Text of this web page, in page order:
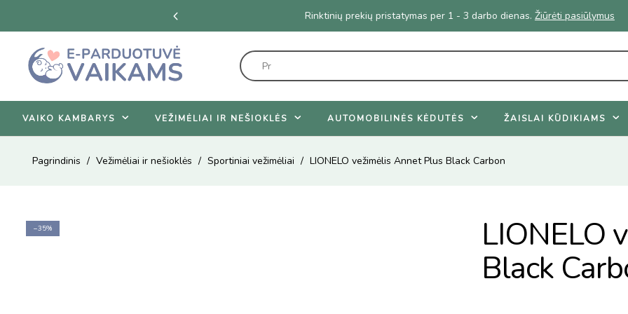
Geriausi vasaros pasiūlymai - nuolaidos net iki 45%.Žiūrėti pasiūlymus
VAIKO KAMBARYS VEŽIMĖLIAI IR NEŠIOKLĖS AUTOMOBILINĖS KĖDUTĖS ŽAISLAI KŪDIKIAMS
Pagrindinis Vežimėliai ir nešioklės Sportiniai vežimėliai LIONELO vežimėlis Annet Plus Black Carbon
−35%
LIONELO
Black